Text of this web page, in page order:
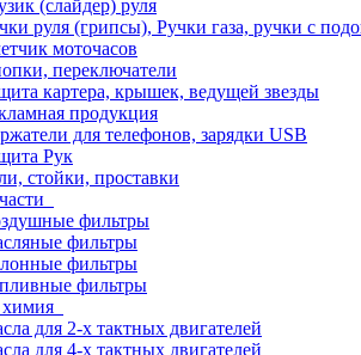
(слайдер) руля
руля (грипсы), Ручки газа, ручки с
моточасов
переключатели
картера, крышек, ведущей звезды
продукция
для телефонов, зарядки USB
Рук
стойки, проставки
фильтры
фильтры
фильтры
фильтры
для 2-х тактных двигателей
для 4-х тактных двигателей